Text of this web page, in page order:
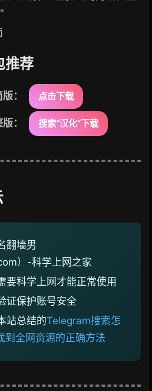
推荐
： 点击下载
： 搜索“汉化”下载
翻墙男
）-科学上网之家
要科学上网才能正常使用
证保护账号安全
站总结的Telegram搜索怎
到全网资源的正确方法